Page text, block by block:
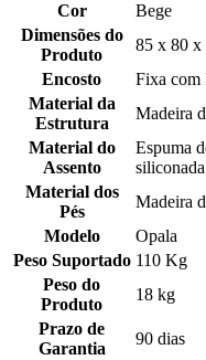
Cor
Bege
Dimensões do
Produto
85 x 80 x
Encosto
Fixa com
Material da
Estrutura
Madeira
Material do
Assento
Espuma
siliconada
Material dos
Pés
Madeira
Modelo
Opala
Peso Suportado 110 Kg
Peso do
Produto
18 kg
Prazo de
Garantia
90 dias